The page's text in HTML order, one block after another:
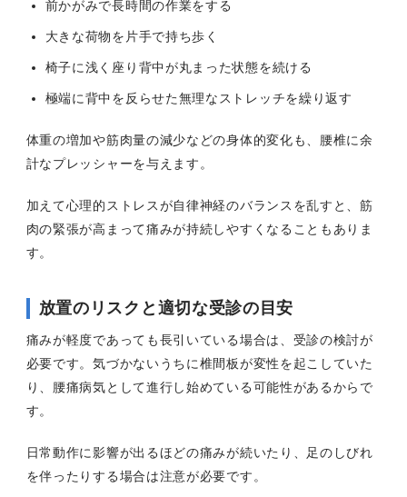
前かがみで長時間の作業をする
大きな荷物を片手で持ち歩く
椅子に浅く座り背中が丸まった状態を続ける
極端に背中を反らせた無理なストレッチを繰り返す
体重の増加や筋肉量の減少などの身体的変化も、腰椎に余
計なプレッシャーを与えます。
加えて心理的ストレスが自律神経のバランスを乱すと、筋
肉の緊張が高まって痛みが持続しやすくなることもありま
す。
放置のリスクと適切な受診の目安
痛みが軽度であっても長引いている場合は、受診の検討が
必要です。気づかないうちに椎間板が変性を起こしていた
り、腰痛病気として進行し始めている可能性があるからで
す。
日常動作に影響が出るほどの痛みが続いたり、足のしびれ
を伴ったりする場合は注意が必要です。